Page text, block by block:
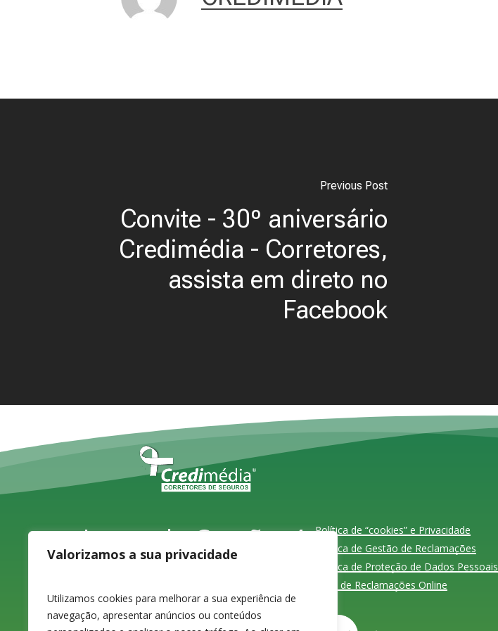
Valorizamos a sua privacidade
Utilizamos cookies para melhorar a sua experiência de
navegação, apresentar anúncios ou conteúdos
Previous Post
Convite - 30º aniversário
Credimédia - Corretores,
assista em direto no
Facebook
Largo do Carvão, 4,
3080-070 Figueira
Política de “cookies” e Privacidade
Política de Gestão de Reclamações
Política de Proteção de Dados Pessoais
Livro de Reclamações Online